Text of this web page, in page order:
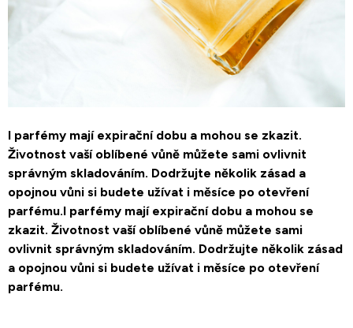
I parfémy mají expirační dobu a mohou se zkazit.
Životnost vaší oblíbené vůně můžete sami ovlivnit
správným skladováním. Dodržujte několik zásad a
opojnou vůni si budete užívat i měsíce po otevření
parfému.I parfémy mají expirační dobu a mohou se
zkazit. Životnost vaší oblíbené vůně můžete sami
ovlivnit správným skladováním. Dodržujte několik zásad
a opojnou vůni si budete užívat i měsíce po otevření
parfému.